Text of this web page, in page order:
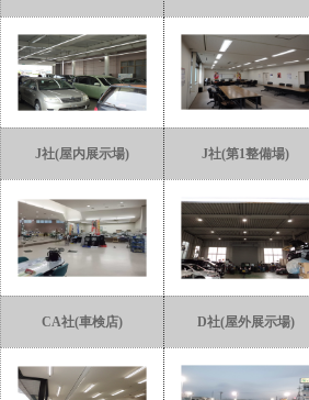
J社(屋内展示場) J社(第1整備場)
CA社(車検店) D社(屋外展示場)